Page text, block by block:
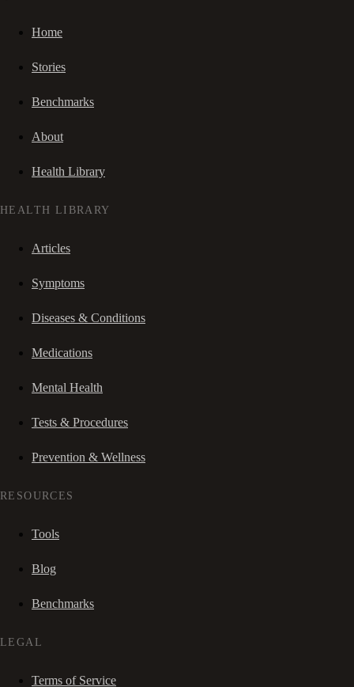
Home
Stories
Benchmarks
About
Health Library
HEALTH LIBRARY
Articles
Symptoms
Diseases & Conditions
Medications
Mental Health
Tests & Procedures
Prevention & Wellness
RESOURCES
Tools
Blog
Benchmarks
LEGAL
Terms of Service